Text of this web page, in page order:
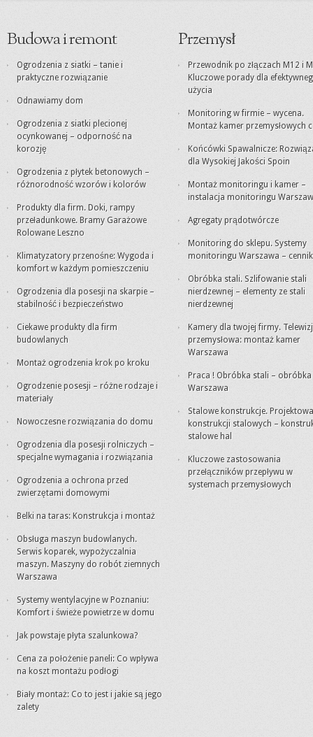
Budowa i remont
Ogrodzenia z siatki – tanie i
praktyczne rozwiązanie
Odnawiamy dom
Ogrodzenia z siatki plecionej
ocynkowanej – odporność na
korozję
Ogrodzenia z płytek betonowych –
różnorodność wzorów i kolorów
Produkty dla firm. Doki, rampy
przeładunkowe. Bramy Garażowe
Rolowane Leszno
Klimatyzatory przenośne: Wygoda i
komfort w każdym pomieszczeniu
Ogrodzenia dla posesji na skarpie –
stabilność i bezpieczeństwo
Ciekawe produkty dla firm
budowlanych
Montaż ogrodzenia krok po kroku
Ogrodzenie posesji – różne rodzaje i
materiały
Nowoczesne rozwiązania do domu
Ogrodzenia dla posesji rolniczych –
specjalne wymagania i rozwiązania
Ogrodzenia a ochrona przed
zwierzętami domowymi
Belki na taras: Konstrukcja i montaż
Obsługa maszyn budowlanych.
Serwis koparek, wypożyczalnia
maszyn. Maszyny do robót ziemnych
Warszawa
Systemy wentylacyjne w Poznaniu:
Komfort i świeże powietrze w domu
Jak powstaje płyta szalunkowa?
Cena za położenie paneli: Co wpływa
na koszt montażu podłogi
Biały montaż: Co to jest i jakie są jego
zalety
Przemysł
Przewodnik po złączach M12 i
Kluczowe porady dla
użycia
Monitoring w firmie – wycena.
Montaż kamer przemysłowych
Końcówki Spawalnicze:
dla Wysokiej Jakości Spoin
Montaż monitoringu i kamer –
instalacja monitoringu
Agregaty prądotwórcze
Monitoring do sklepu. Systemy
monitoringu Warszawa – cennik
Obróbka stali. Szlifowanie stali
nierdzewnej – elementy ze stali
nierdzewnej
Kamery dla twojej firmy.
przemysłowa: montaż kamer
Warszawa
Praca ! Obróbka stali – obróbka
Warszawa
Stalowe konstrukcje.
konstrukcji stalowych –
stalowe hal
Kluczowe zastosowania
przełączników przepływu w
systemach przemysłowych